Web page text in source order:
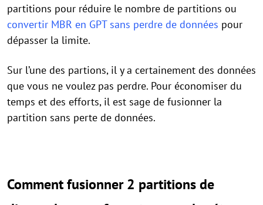
partitions pour réduire le nombre de partitions ou
convertir MBR en GPT sans perdre de données pour
dépasser la limite.
Sur l’une des partions, il y a certainement des données
que vous ne voulez pas perdre. Pour économiser du
temps et des efforts, il est sage de fusionner la
partition sans perte de données.
Comment fusionner 2 partitions de